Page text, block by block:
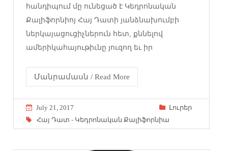
հանդիպում մը ունեցած է Կեդրոնական
Քալիֆորնիոյ Հայ Դատի յանձնախումբի
ներկայացուցիչներուն հետ, քննելով
ամերիկահայութիւնը յուզող եւ իր
Մանրամասն / Read More
July 21, 2017
Լուրեր
Հայ Դատ - Կեդրոնական Քալիֆորնիա